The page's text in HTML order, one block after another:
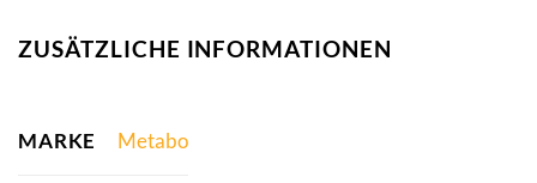
ZUSÄTZLICHE INFORMATIONEN
MARKE Metabo